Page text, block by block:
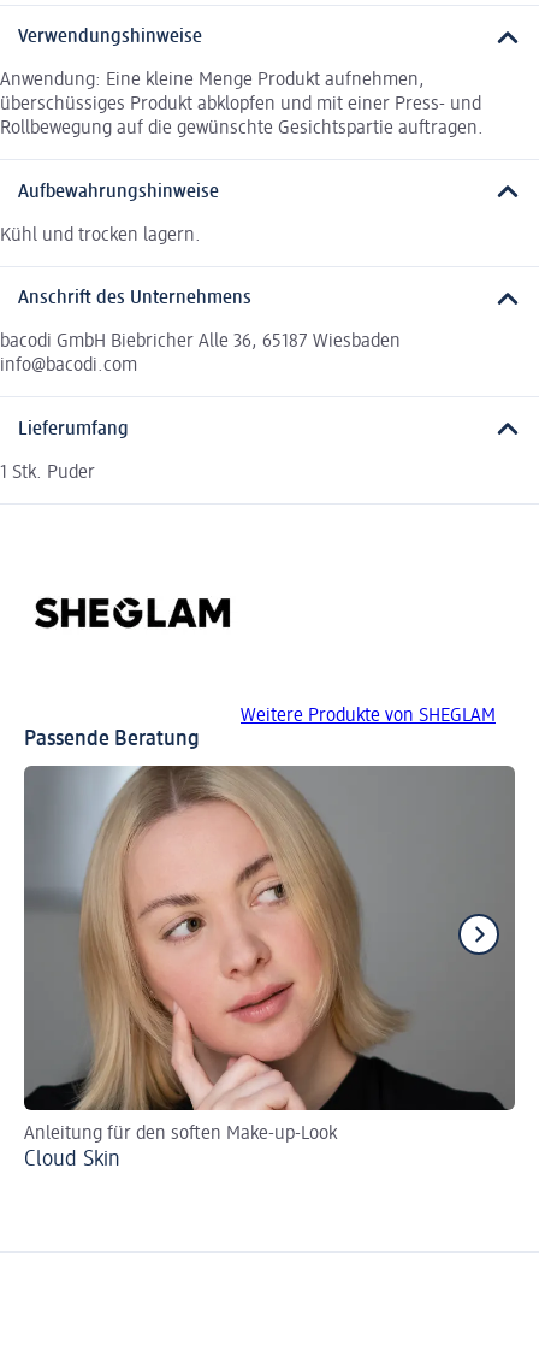
Verwendungshinweise
Anwendung: Eine kleine Menge Produkt aufnehmen,
überschüssiges Produkt abklopfen und mit einer Press- und
Rollbewegung auf die gewünschte Gesichtspartie auftragen.
Aufbewahrungshinweise
Kühl und trocken lagern.
Anschrift des Unternehmens
bacodi GmbH Biebricher Alle 36, 65187 Wiesbaden
info@bacodi.com
Lieferumfang
1 Stk. Puder
Weitere Produkte von SHEGLAM
Passende Beratung
Anleitung für den soften Make-up-Look
Cloud Skin